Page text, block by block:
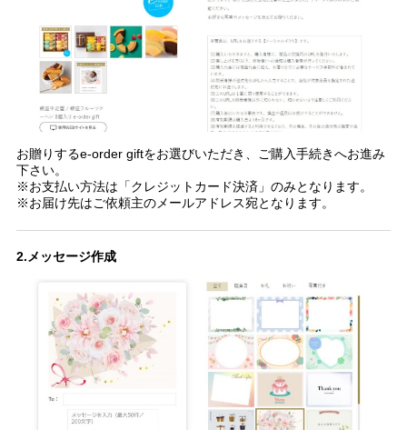
お贈りするe-order giftをお選びいただき、ご購入手続きへお進み
下さい。
※お支払い方法は「クレジットカード決済」のみとなります。
※お届け先はご依頼主のメールアドレス宛となります。
2.メッセージ作成